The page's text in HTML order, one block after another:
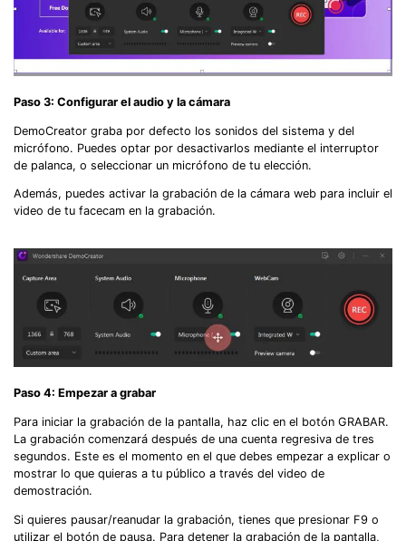
Paso 3: Configurar el audio y la cámara
DemoCreator graba por defecto los sonidos del sistema y del
micrófono. Puedes optar por desactivarlos mediante el interruptor
de palanca, o seleccionar un micrófono de tu elección.
Además, puedes activar la grabación de la cámara web para incluir el
video de tu facecam en la grabación.
Paso 4: Empezar a grabar
Para iniciar la grabación de la pantalla, haz clic en el botón GRABAR.
La grabación comenzará después de una cuenta regresiva de tres
segundos. Este es el momento en el que debes empezar a explicar o
mostrar lo que quieras a tu público a través del video de
demostración.
Si quieres pausar/reanudar la grabación, tienes que presionar F9 o
utilizar el botón de pausa. Para detener la grabación de la pantalla,